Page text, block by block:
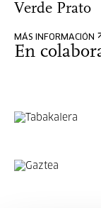
Verde Prato
MÁS INFORMACIÓN
En